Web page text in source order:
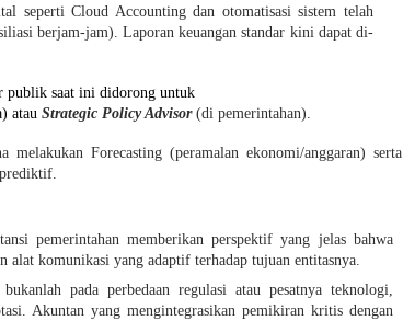
seperti Cloud Accounting dan otomatisasi sistem telah
berjam-jam). Laporan keuangan standar kini dapat di-
publik saat ini didorong untuk
atau Strategic Policy Advisor (di pemerintahan).
melakukan Forecasting (peramalan ekonomi/anggaran) serta
pemerintahan memberikan perspektif yang jelas bahwa
alat komunikasi yang adaptif terhadap tujuan entitasnya.
pada perbedaan regulasi atau pesatnya teknologi,
Akuntan yang mengintegrasikan pemikiran kritis dengan